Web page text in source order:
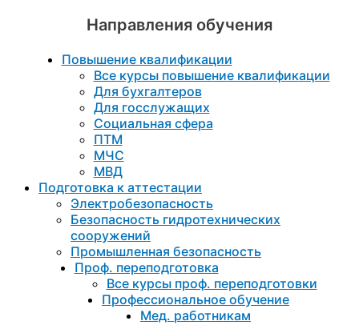
Направления обучения
Повышение квалификации
Все курсы повышение квалификации
Для бухгалтеров
Для госслужащих
Социальная сфера
ПТМ
МЧС
МВД
Подготовка к aттестации
Электробезопасность
Безопасность гидротехнических
сооружений
Промышленная безопасность
Проф. переподготовка
Все курсы проф. переподготовки
Профессиональное обучение
Мед. работникам